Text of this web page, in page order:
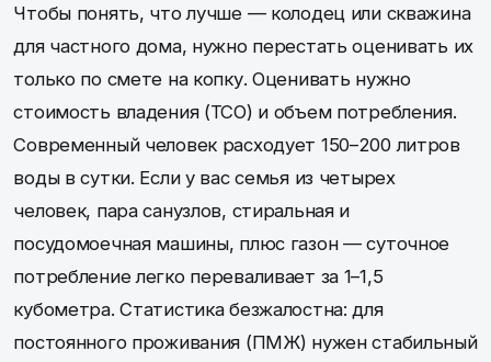
Чтобы понять, что лучше — колодец или скважина
для частного дома, нужно перестать оценивать их
только по смете на копку. Оценивать нужно
стоимость владения (TCO) и объем потребления.
Современный человек расходует 150–200 литров
воды в сутки. Если у вас семья из четырех
человек, пара санузлов, стиральная и
посудомоечная машины, плюс газон — суточное
потребление легко переваливает за 1–1,5
кубометра. Статистика безжалостна: для
постоянного проживания (ПМЖ) нужен стабильный